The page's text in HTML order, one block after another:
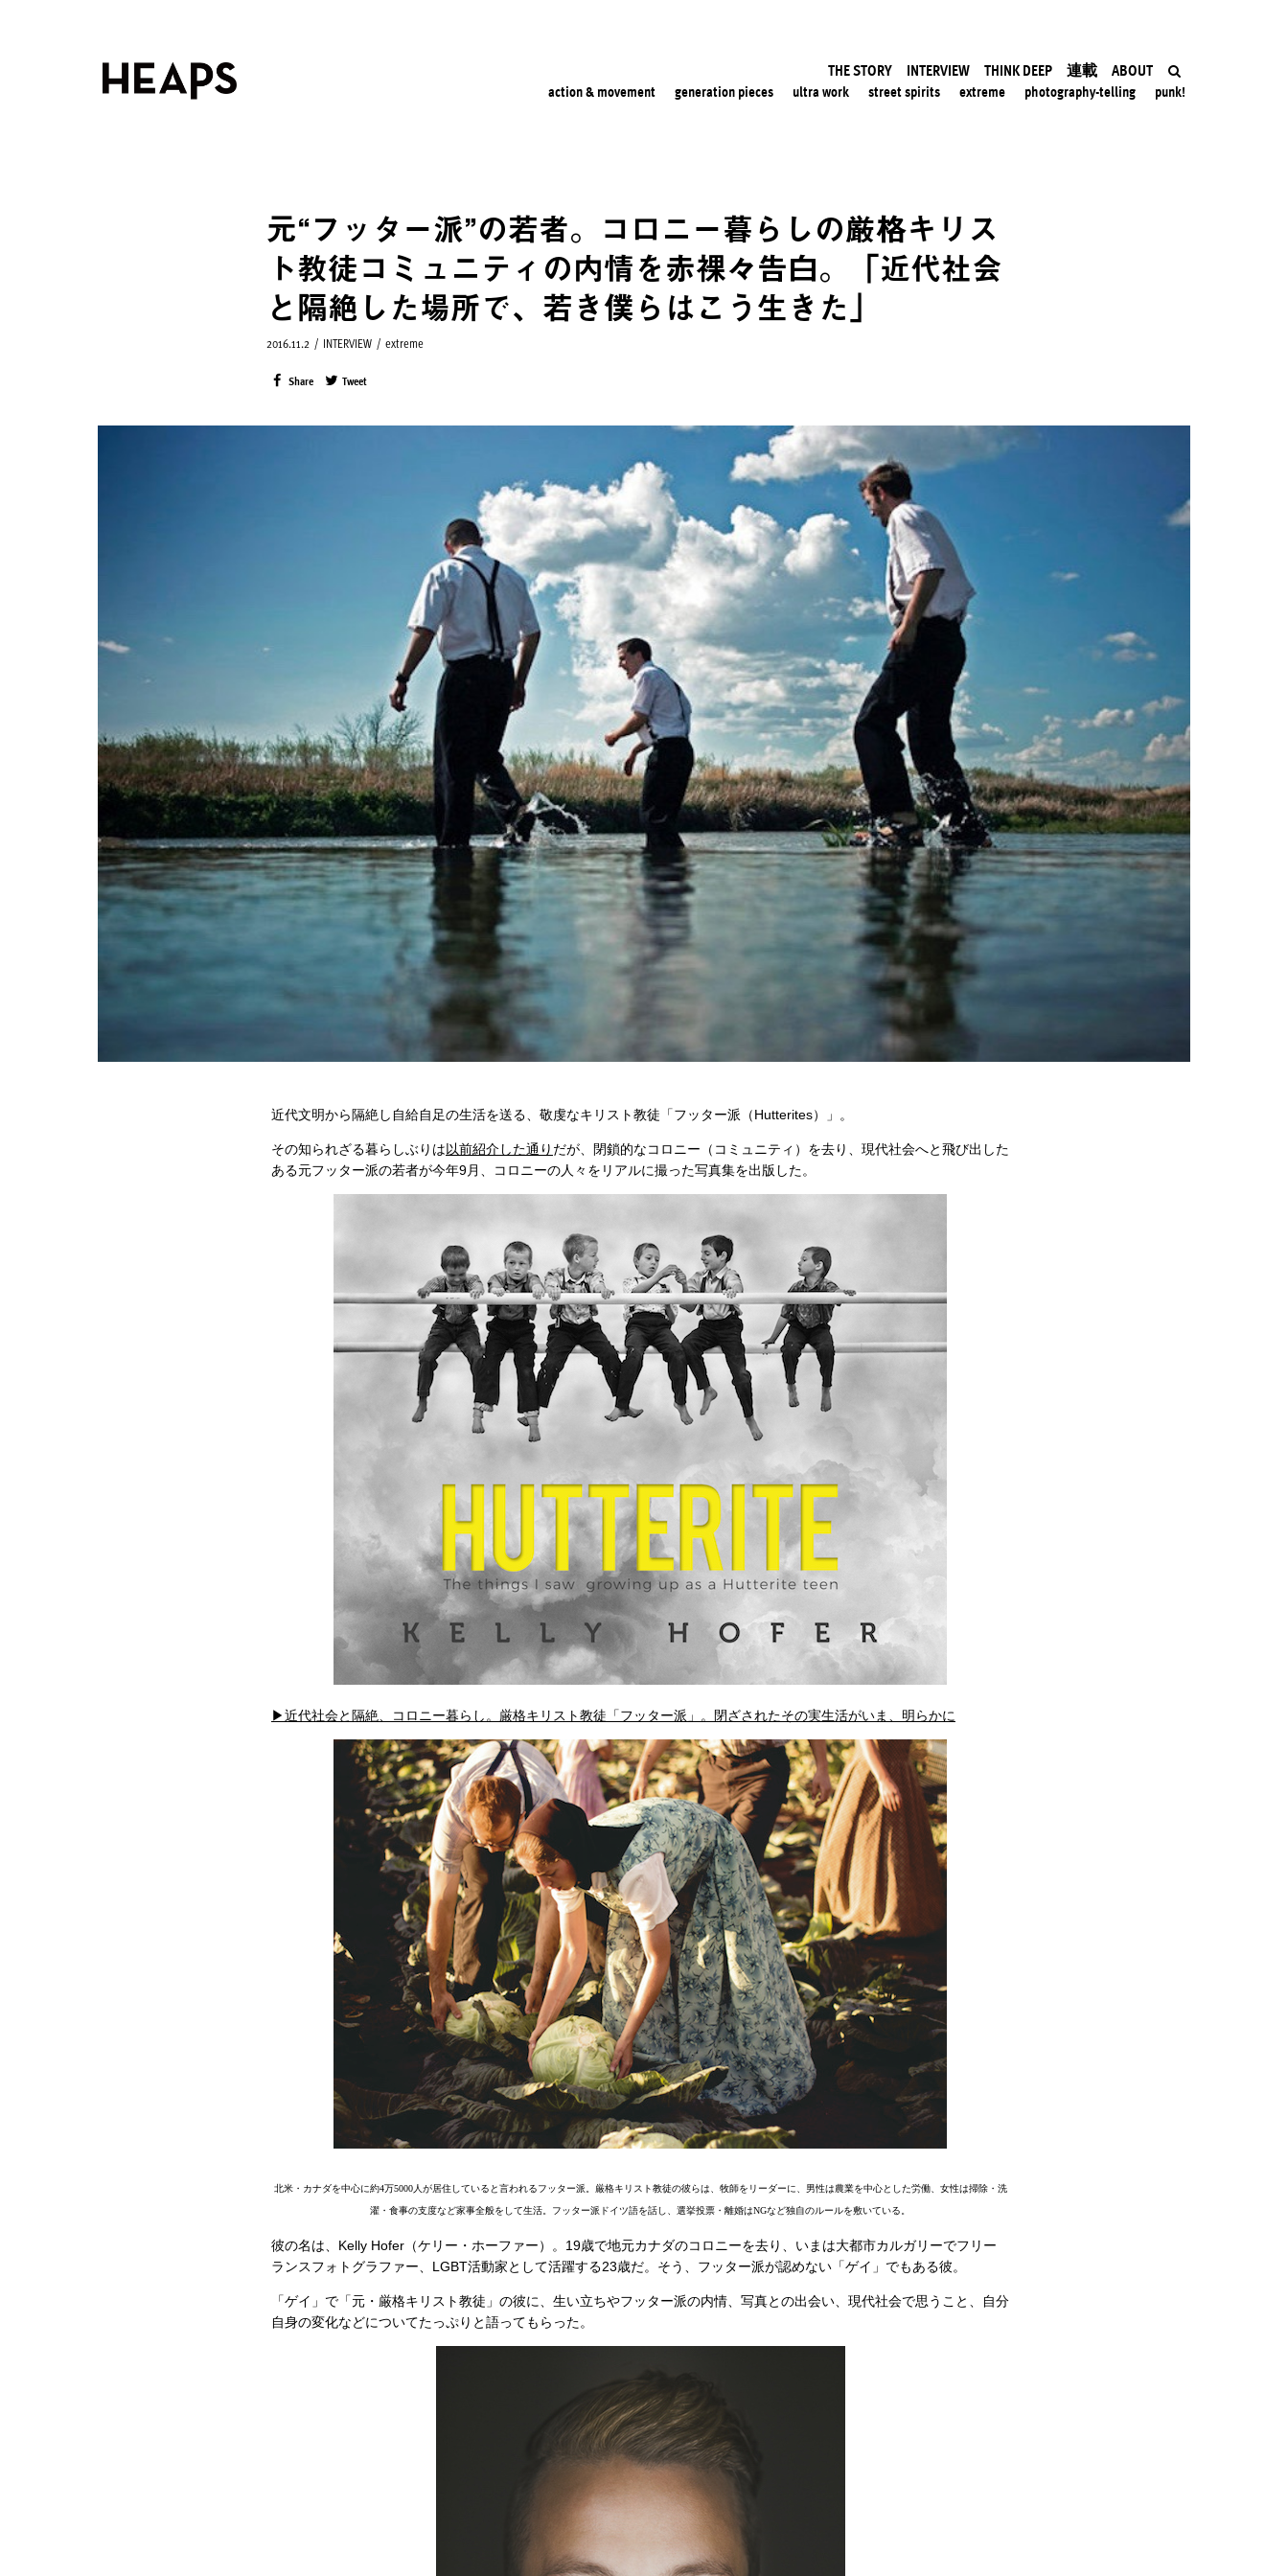
THE STORY INTERVIEW THINK DEEP 連載 ABOUT
action & movement generation pieces ultra work street spirits extreme photography-telling punk!
元“フッター派”の若者。コロニー暮らしの厳格キリス
ト教徒コミュニティの内情を赤裸々告白。「近代社会
と隔絶した場所で、若き僕らはこう生きた」
2016.11.2 / INTERVIEW / extreme
Share Tweet
近代文明から隔絶し自給自足の生活を送る、敬虔なキリスト教徒「フッター派（Hutterites）」。
その知られざる暮らしぶりは以前紹介した通り だが、閉鎖的なコロニー（コミュニティ）を去り、現代社会へと飛び出した
ある元フッター派の若者が今年9月、コロニーの人々をリアルに撮った写真集を出版した。
▶︎近代社会と隔絶、コロニー暮らし。厳格キリスト教徒「フッター派」。閉ざされたその実生活がいま、明らかに
北米・カナダを中心に約4万5000人が居住していると言われるフッター派。厳格キリスト教徒の彼らは、牧師をリーダーに、男性は農業を中心とした労働、女性は掃除・洗
濯・食事の支度など家事全般をして生活。フッター派ドイツ語を話し、選挙投票・離婚はNGなど独自のルールを敷いている。
彼の名は、Kelly Hofer（ケリー・ホーファー）。19歳で地元カナダのコロニーを去り、いまは大都市カルガリーでフリー
ランスフォトグラファー、LGBT活動家として活躍する23歳だ。そう、フッター派が認めない「ゲイ」でもある彼。
「ゲイ」で「元・厳格キリスト教徒」の彼に、生い立ちやフッター派の内情、写真との出会い、現代社会で思うこと、自分
自身の変化などについてたっぷりと語ってもらった。